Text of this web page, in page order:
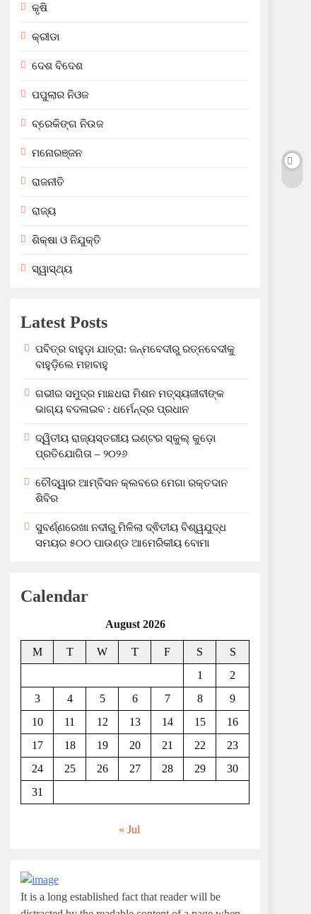
କୃଷି
କ୍ରୀଡା
ଦେଶ ବିଦେଶ
ପପୁଲାର ନିଓଜ
ବ୍ରେକିଙ୍ଗ ନିଉଜ
ମନୋରଞ୍ଜନ
ରାଜନୀତି
ରାଜ୍ୟ
ଶିକ୍ଷା ଓ ନିଯୁକ୍ତି
ସ୍ୱାସ୍ଥ୍ୟ
Latest Posts
ପବିତ୍ର ବାହୁଡ଼ା ଯାତ୍ରା: ଜନ୍ମବେଦୀରୁ ରତ୍ନବେଦୀକୁ
ବାହୁଡ଼ିଲେ ମହାବାହୁ
ଗଭୀର ସମୁଦ୍ର ମାଛଧରା ମିଶନ ମତ୍ସ୍ୟଜୀବୀଙ୍କ
ଭାଗ୍ୟ ବଦଳାଇବ : ଧର୍ମେନ୍ଦ୍ର ପ୍ରଧାନ
ଦ୍ୱିତୀୟ ରାଜ୍ୟସ୍ତରୀୟ ଇଣ୍ଟର ସ୍କୁଲ୍ କୁଡ଼ୋ
ପ୍ରତିଯୋଗିତା – ୨୦୨୬
ଚୌଦ୍ୱାର ଆମ୍ବିସନ କ୍ଲବରେ ମେଗା ରକ୍ତଦାନ
ଶିବିର
ସୁବର୍ଣ୍ଣରେଖା ନଦୀରୁ ମିଳିଲା ଦ୍ଵିତୀୟ ବିଶ୍ୱଯୁଦ୍ଧ
ସମୟର ୫୦୦ ପାଉଣ୍ଡ ଆମେରିକୀୟ ବୋମା
Calendar
August 2026
M T W T F S
S
1
2
3
4 5 6 7 8
9
10
11 12 13 14 15
16
17
18 19 20 21 22
23
24
25 26 27 28 29
30
31
« Jul
It is a long established fact that reader will be